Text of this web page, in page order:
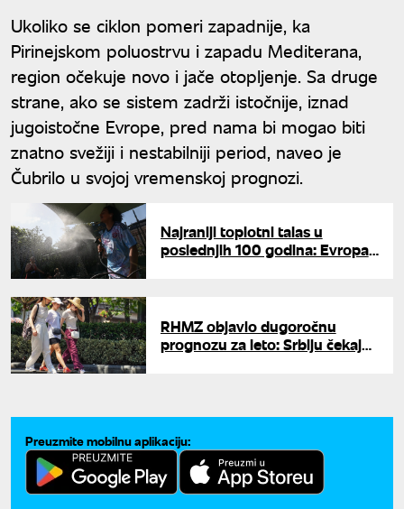
Ukoliko se ciklon pomeri zapadnije, ka
Pirinejskom poluostrvu i zapadu Mediterana,
region očekuje novo i jače otopljenje. Sa druge
strane, ako se sistem zadrži istočnije, iznad
jugoistočne Evrope, pred nama bi mogao biti
znatno svežiji i nestabilniji period, naveo je
Čubrilo u svojoj vremenskoj prognozi.
Najraniji toplotni talas u
poslednjih 100 godina: Evropa
RHMZ objavio dugoročnu
prognozu za leto: Srbiju čekaju
Preuzmite mobilnu aplikaciju: